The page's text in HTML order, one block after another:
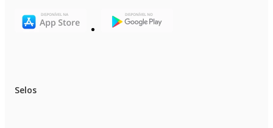
Selos